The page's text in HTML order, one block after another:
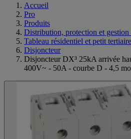
Accueil
Pro
Produits
Distribution, protection et gestion
Tableau résidentiel et petit tertiaire
Disjoncteur
Disjoncteur DX³ 25kA arrivée
400V~ - 50A - courbe D - 4,5